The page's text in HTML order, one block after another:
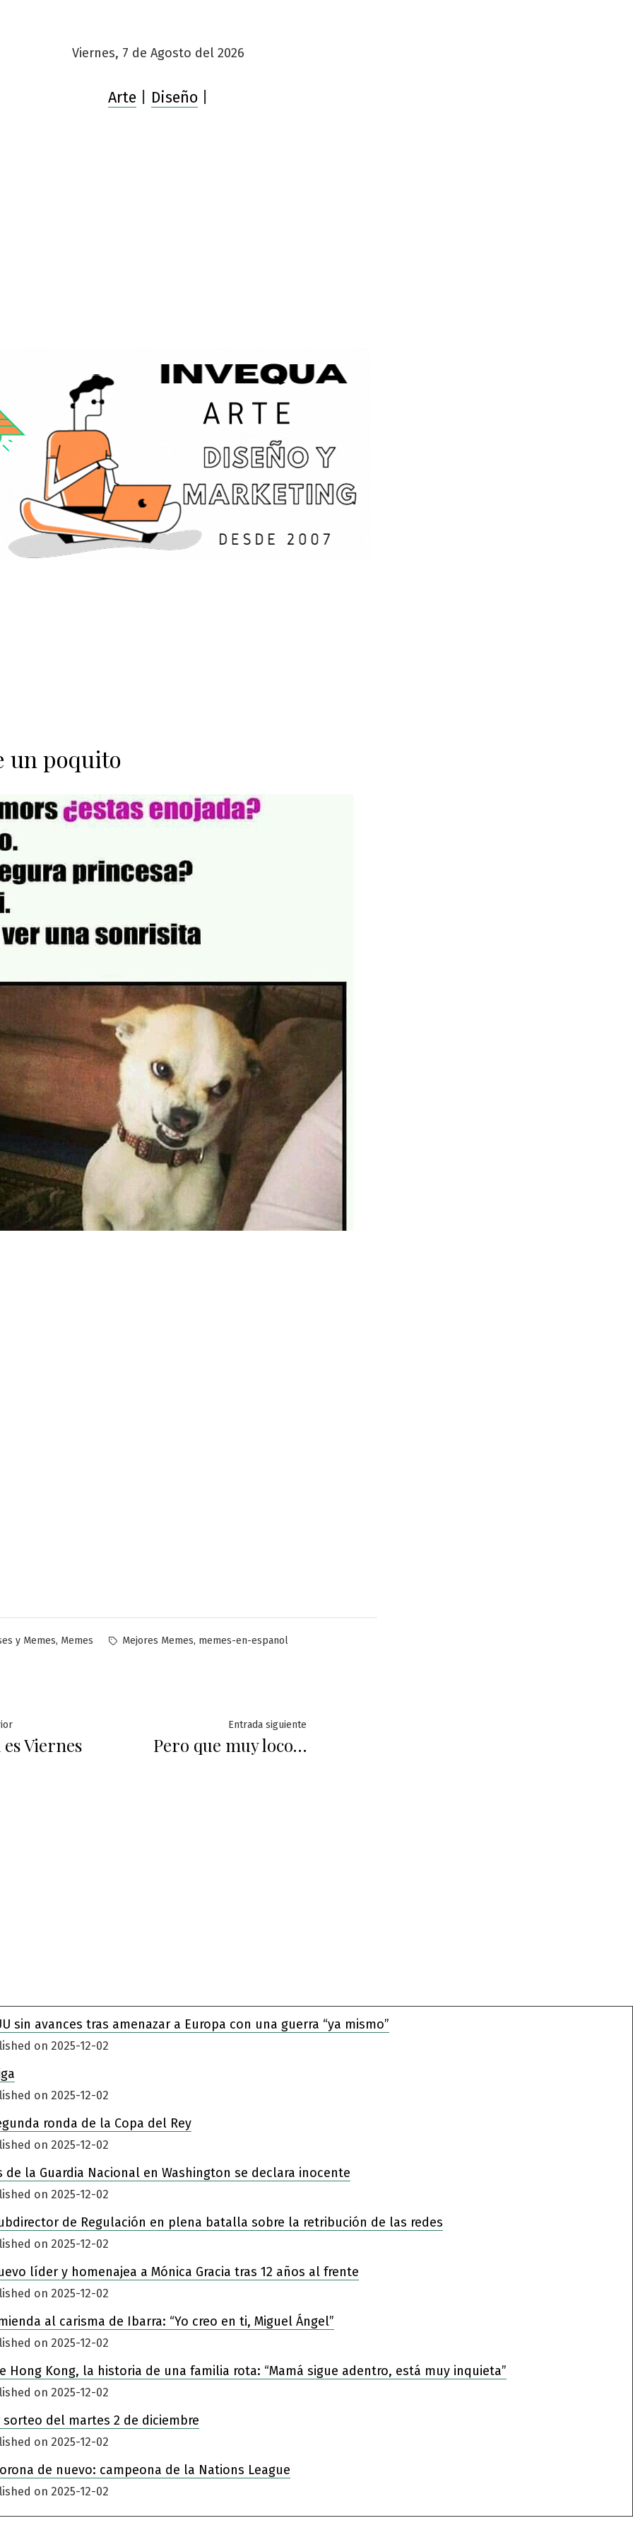
Viernes, 7 de Agosto del 2026
Arte Diseño
un poquito
y Memes, Memes Etiquetas:
Mejores Memes, memes-en-espanol
Entrada
anterior:
Viernes
Entrada siguienteEntrada
Pero que muy loco…
sin avances tras amenazar a Europa con una guerra “ya mismo”
on 2025-12-02
on 2025-12-02
ronda de la Copa del Rey
on 2025-12-02
la Guardia Nacional en Washington se declara inocente
on 2025-12-02
de Regulación en plena batalla sobre la retribución de las redes
on 2025-12-02
líder y homenajea a Mónica Gracia tras 12 años al frente
on 2025-12-02
al carisma de Ibarra: “Yo creo en ti, Miguel Ángel”
on 2025-12-02
Kong, la historia de una familia rota: “Mamá sigue adentro, está muy inquieta”
on 2025-12-02
del martes 2 de diciembre
on 2025-12-02
de nuevo: campeona de la Nations League
on 2025-12-02